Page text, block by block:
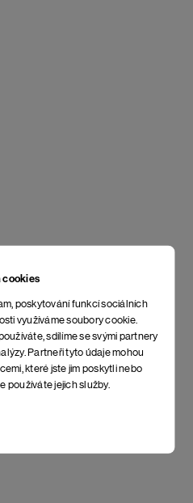
cookies
poskytování funkcí sociálních
využíváme soubory cookie.
sdílíme se svými partnery
Partneři tyto údaje mohou
které jste jim poskytli nebo
používáte jejich služby.